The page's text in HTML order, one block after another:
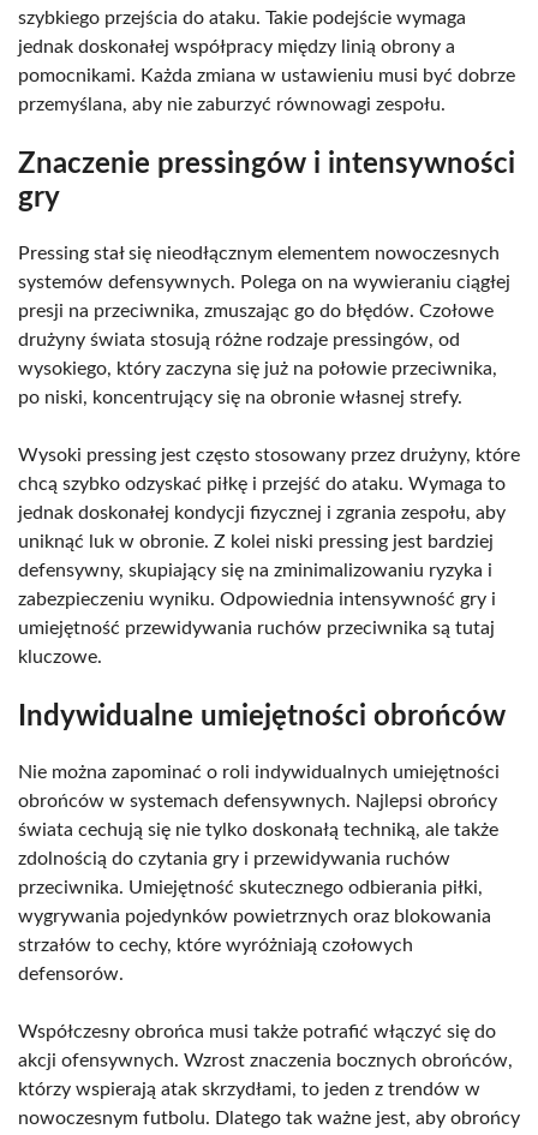
szybkiego przejścia do ataku. Takie podejście wymaga
jednak doskonałej współpracy między linią obrony a
pomocnikami. Każda zmiana w ustawieniu musi być dobrze
przemyślana, aby nie zaburzyć równowagi zespołu.
Znaczenie pressingów i intensywności
gry
Pressing stał się nieodłącznym elementem nowoczesnych
systemów defensywnych. Polega on na wywieraniu ciągłej
presji na przeciwnika, zmuszając go do błędów. Czołowe
drużyny świata stosują różne rodzaje pressingów, od
wysokiego, który zaczyna się już na połowie przeciwnika,
po niski, koncentrujący się na obronie własnej strefy.
Wysoki pressing jest często stosowany przez drużyny, które
chcą szybko odzyskać piłkę i przejść do ataku. Wymaga to
jednak doskonałej kondycji fizycznej i zgrania zespołu, aby
uniknąć luk w obronie. Z kolei niski pressing jest bardziej
defensywny, skupiający się na zminimalizowaniu ryzyka i
zabezpieczeniu wyniku. Odpowiednia intensywność gry i
umiejętność przewidywania ruchów przeciwnika są tutaj
kluczowe.
Indywidualne umiejętności obrońców
Nie można zapominać o roli indywidualnych umiejętności
obrońców w systemach defensywnych. Najlepsi obrońcy
świata cechują się nie tylko doskonałą techniką, ale także
zdolnością do czytania gry i przewidywania ruchów
przeciwnika. Umiejętność skutecznego odbierania piłki,
wygrywania pojedynków powietrznych oraz blokowania
strzałów to cechy, które wyróżniają czołowych
defensorów.
Współczesny obrońca musi także potrafić włączyć się do
akcji ofensywnych. Wzrost znaczenia bocznych obrońców,
którzy wspierają atak skrzydłami, to jeden z trendów w
nowoczesnym futbolu. Dlatego tak ważne jest, aby obrońcy